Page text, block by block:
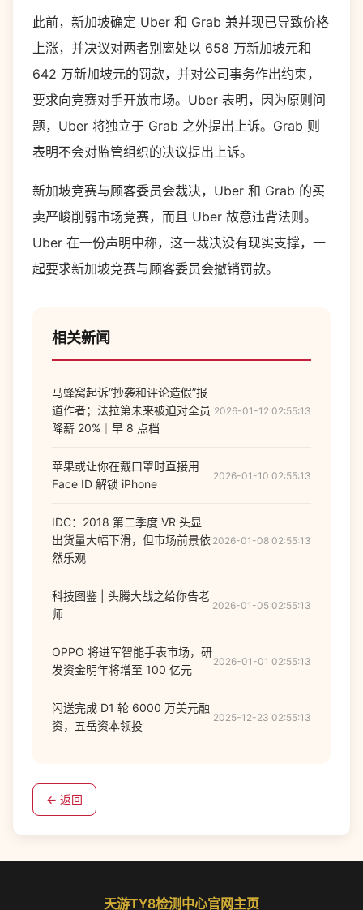
此前，新加坡确定 Uber 和 Grab 兼并现已导致价格
上涨，并决议对两者别离处以 658 万新加坡元和
642 万新加坡元的罚款，并对公司事务作出约束，
要求向竞赛对手开放市场。Uber 表明，因为原则问
题，Uber 将独立于 Grab 之外提出上诉。Grab 则
表明不会对监管组织的决议提出上诉。
新加坡竞赛与顾客委员会裁决，Uber 和 Grab 的买
卖严峻削弱市场竞赛，而且 Uber 故意违背法则。
Uber 在一份声明中称，这一裁决没有现实支撑，一
起要求新加坡竞赛与顾客委员会撤销罚款。
相关新闻
马蜂窝起诉“抄袭和评论造假”报
道作者；法拉第未来被迫对全员
降薪 20%｜早 8 点档
2026-01-12 02:55:13
苹果或让你在戴口罩时直接用
Face ID 解锁 iPhone
2026-01-10 02:55:13
IDC：2018 第二季度 VR 头显
出货量大幅下滑，但市场前景依
然乐观
2026-01-08 02:55:13
科技图鉴 | 头腾大战之给你告老
师
2026-01-05 02:55:13
OPPO 将进军智能手表市场，研
发资金明年将增至 100 亿元
2026-01-01 02:55:13
闪送完成 D1 轮 6000 万美元融
资，五岳资本领投
2025-12-23 02:55:13
← 返回
天游TY8检测中心官网主页